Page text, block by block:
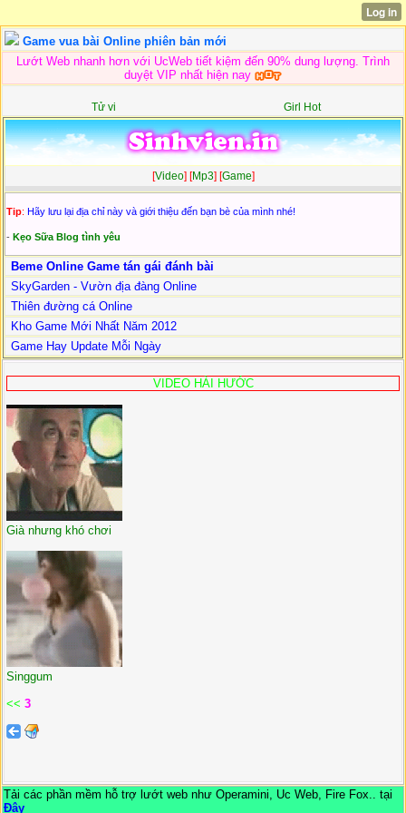
Game vua bài Online phiên bản mới
Lướt Web nhanh hơn với UcWeb tiết kiệm đến 90% dung lượng. Trình
duyệt VIP nhất hiện nay
Tử vi Girl Hot
[Video] [Mp3] [Game]
Tip: Hãy lưu lại địa chỉ này và giới thiệu đến bạn bè của mình nhé!
- Kẹo Sữa Blog tình yêu
Beme Online Game tán gái đánh bài
SkyGarden - Vườn địa đàng Online
Thiên đường cá Online
Kho Game Mới Nhất Năm 2012
Game Hay Update Mỗi Ngày
VIDEO HÀI HƯỚC
Già nhưng khó chơi
Singgum
<< 3
Tải các phần mềm hỗ trợ lướt web như Operamini, Uc Web, Fire Fox.. tại
Đây